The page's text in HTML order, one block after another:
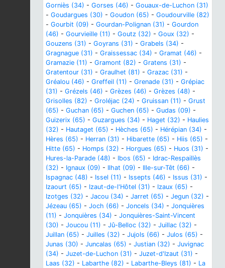
Gorniès (34) - Gorses (46) - Gouaux-de-Luchon (31)
- Goudargues (30) - Goudon (65) - Goudourville (82)
- Gourbit (09) - Gourdan-Polignan (31) - Gourdon
(46) - Gourvieille (11) - Goutz (32) - Goux (32) -
Gouzens (31) - Goyrans (31) - Grabels (34) -
Gragnague (31) - Graissessac (34) - Gramat (46) -
Gramazie (11) - Gramont (82) - Gratens (31) -
Gratentour (31) - Graulhet (81) - Grazac (31) -
Gréalou (46) - Greffeil (11) - Grenade (31) - Grépiac
(31) - Grézels (46) - Grèzes (46) - Grèzes (48) -
Grisolles (82) - Groléjac (24) - Gruissan (11) - Grust
(65) - Guchan (65) - Guchen (65) - Gudas (09) -
Guizerix (65) - Guzargues (34) - Haget (32) - Haulies
(32) - Hautaget (65) - Hèches (65) - Hérépian (34) -
Hères (65) - Herran (31) - Hibarette (65) - Hiis (65) -
Hitte (65) - Homps (32) - Horgues (65) - Huos (31) -
Hures-la-Parade (48) - Ibos (65) - Idrac-Respaillès
(32) - Ignaux (09) - Ilhat (09) - Ille-sur-Têt (66) -
Ispagnac (48) - Issel (11) - Issepts (46) - Issus (31) -
Izaourt (65) - Izaut-de-l'Hôtel (31) - Izaux (65) -
Izotges (32) - Jacou (34) - Jarret (65) - Jegun (32) -
Jézeau (65) - Joch (66) - Joncels (34) - Jonquières
(11) - Jonquières (34) - Jonquières-Saint-Vincent
(30) - Joucou (11) - Jû-Belloc (32) - Juillac (32) -
Juillan (65) - Juilles (32) - Jujols (66) - Julos (65) -
Junas (30) - Juncalas (65) - Justian (32) - Juvignac
(34) - Juzet-de-Luchon (31) - Juzet-d'Izaut (31) -
Laas (32) - Labarthe (82) - Labarthe-Bleys (81) - La